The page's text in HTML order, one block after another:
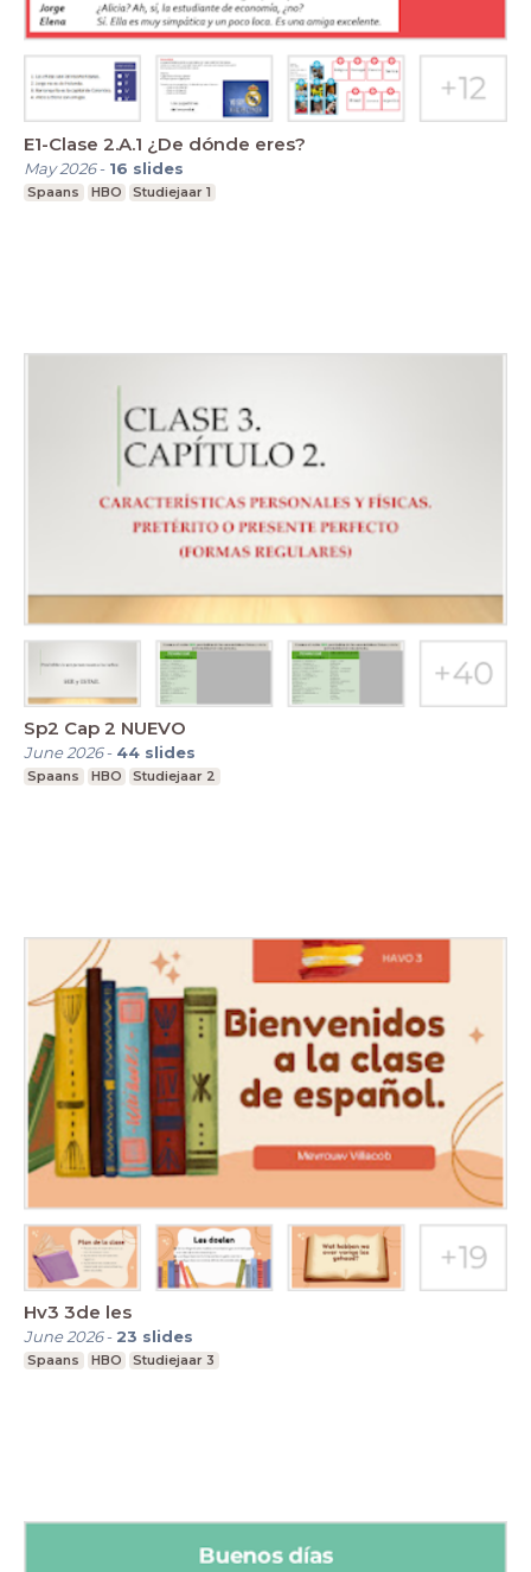
E1-Clase 2.A.1 ¿De dónde eres?
May 2026- 16 slides
Spaans HBO Studiejaar 1
Sp2 Cap 2 NUEVO
June 2026- 44 slides
Spaans HBO Studiejaar 2
Hv3 3de les
June 2026- 23 slides
Spaans HBO Studiejaar 3